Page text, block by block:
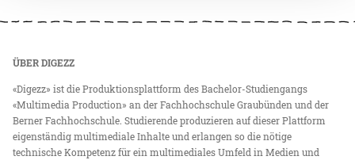
ÜBER DIGEZZ
«Digezz» ist die Produktionsplattform des Bachelor-Studiengangs
«Multimedia Production» an der Fachhochschule Graubünden und der
Berner Fachhochschule. Studierende produzieren auf dieser Plattform
eigenständig multimediale Inhalte und erlangen so die nötige
technische Kompetenz für ein multimediales Umfeld in Medien und